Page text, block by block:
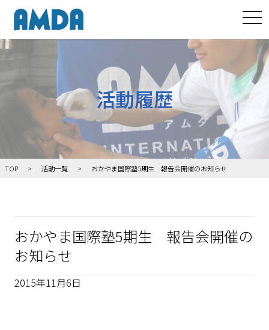
活動履歴
TOP 活動一覧 おかやま国際塾5期生 報告会開催のお知らせ
おかやま国際塾5期生 報告会開催の
お知らせ
2015年11月6日